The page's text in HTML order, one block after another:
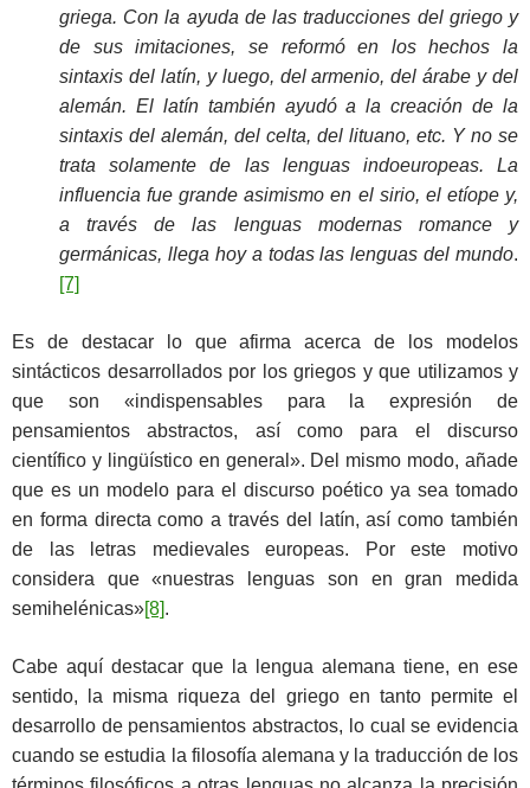
griega. Con la ayuda de las traducciones del griego y
de sus imitaciones, se reformó en los hechos la
sintaxis del latín, y luego, del armenio, del árabe y del
alemán. El latín también ayudó a la creación de la
sintaxis del alemán, del celta, del lituano, etc. Y no se
trata solamente de las lenguas indoeuropeas. La
influencia fue grande asimismo en el sirio, el etíope y,
a través de las lenguas modernas romance y
germánicas, llega hoy a todas las lenguas del mundo.
[7]
Es de destacar lo que afirma acerca de los modelos
sintácticos desarrollados por los griegos y que utilizamos y
que son «indispensables para la expresión de
pensamientos abstractos, así como para el discurso
científico y lingüístico en general». Del mismo modo, añade
que es un modelo para el discurso poético ya sea tomado
en forma directa como a través del latín, así como también
de las letras medievales europeas. Por este motivo
considera que «nuestras lenguas son en gran medida
semihelénicas»[8].
Cabe aquí destacar que la lengua alemana tiene, en ese
sentido, la misma riqueza del griego en tanto permite el
desarrollo de pensamientos abstractos, lo cual se evidencia
cuando se estudia la filosofía alemana y la traducción de los